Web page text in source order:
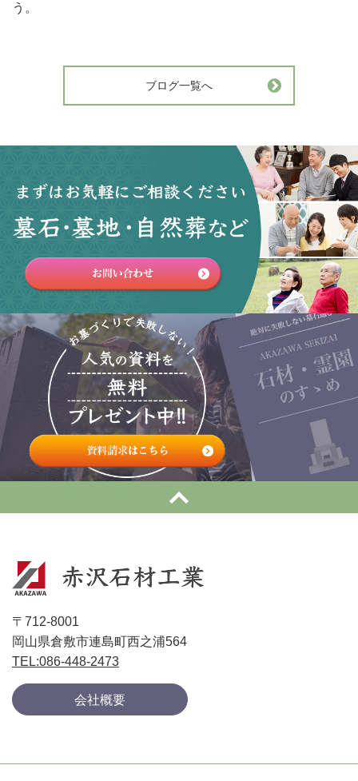
う。
ブログ一覧へ
〒712-8001
岡山県倉敷市連島町西之浦564
TEL:086-448-2473
会社概要